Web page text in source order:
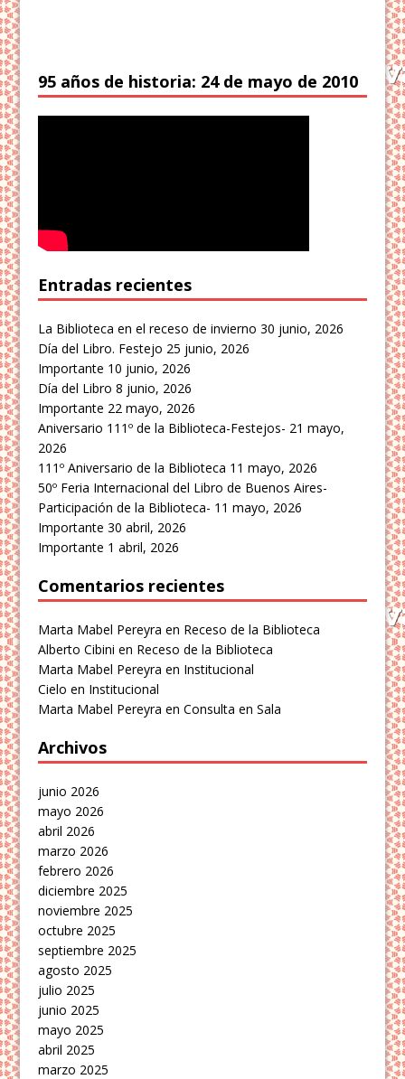
95 años de historia: 24 de mayo de 2010
Entradas recientes
La Biblioteca en el receso de invierno 30 junio, 2026
Día del Libro. Festejo 25 junio, 2026
Importante 10 junio, 2026
Día del Libro 8 junio, 2026
Importante 22 mayo, 2026
Aniversario 111º de la Biblioteca-Festejos- 21 mayo,
2026
111º Aniversario de la Biblioteca 11 mayo, 2026
50º Feria Internacional del Libro de Buenos Aires-
Participación de la Biblioteca- 11 mayo, 2026
Importante 30 abril, 2026
Importante 1 abril, 2026
Comentarios recientes
Marta Mabel Pereyra en Receso de la Biblioteca
Alberto Cibini en Receso de la Biblioteca
Marta Mabel Pereyra en Institucional
Cielo en Institucional
Marta Mabel Pereyra enConsulta en Sala
Archivos
junio 2026
mayo 2026
abril 2026
marzo 2026
febrero 2026
diciembre 2025
noviembre 2025
octubre 2025
septiembre 2025
agosto 2025
julio 2025
junio 2025
mayo 2025
abril 2025
marzo 2025